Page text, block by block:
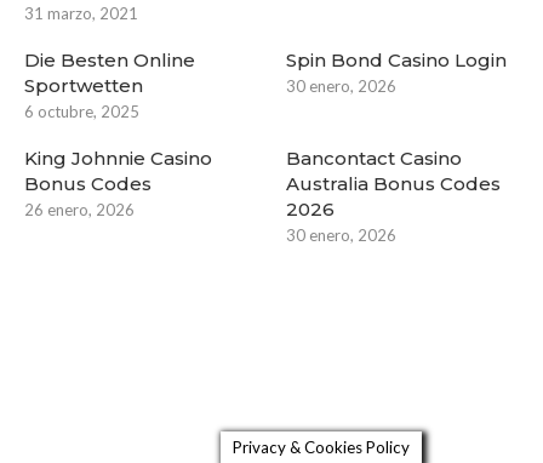
31 marzo, 2021
Die Besten Online
Sportwetten
6 octubre, 2025
Spin Bond Casino Login
30 enero, 2026
King Johnnie Casino
Bonus Codes
26 enero, 2026
Bancontact Casino
Australia Bonus Codes
2026
30 enero, 2026
Privacy & Cookies Policy